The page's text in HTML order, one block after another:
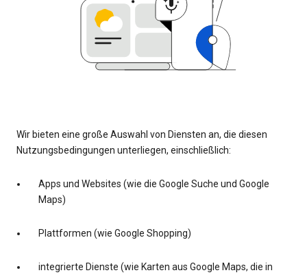
Wir bieten eine große Auswahl von Diensten an, die diesen
Nutzungsbedingungen unterliegen, einschließlich:
Apps und Websites (wie die Google Suche und Google
Maps)
Plattformen (wie Google Shopping)
integrierte Dienste (wie Karten aus Google Maps, die in